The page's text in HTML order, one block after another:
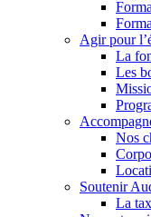
Agir pour
La
Les
Nos
Soutenir
La